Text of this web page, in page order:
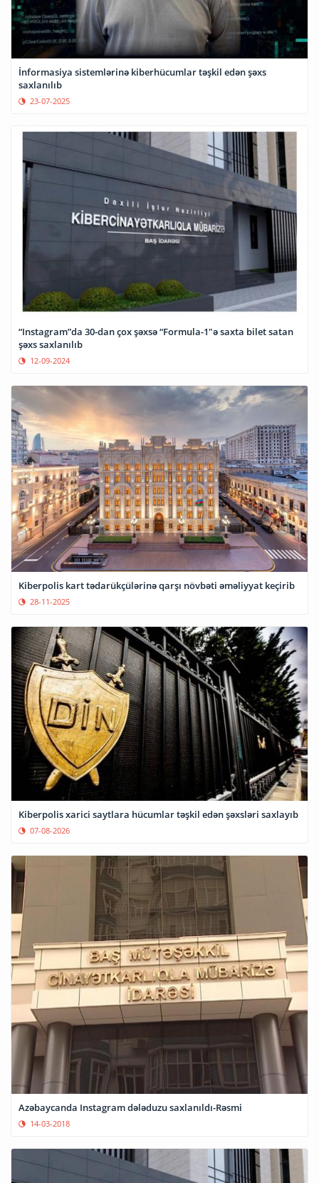
İnformasiya sistemlərinə kiberhücumlar təşkil edən şəxs
saxlanılıb
23-07-2025
“Instagram”da 30-dan çox şəxsə “Formula-1"ə saxta bilet satan
şəxs saxlanılıb
12-09-2024
Kiberpolis kart tədarükçülərinə qarşı növbəti əməliyyat keçirib
28-11-2025
Kiberpolis xarici saytlara hücumlar təşkil edən şəxsləri saxlayıb
07-08-2026
Azəbaycanda Instagram dələduzu saxlanıldı-Rəsmi
14-03-2018